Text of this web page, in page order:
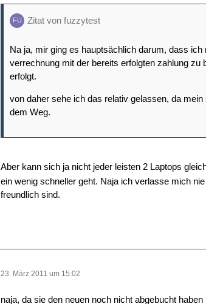
Zitat von fuzzytest
Na ja, mir ging es hauptsächlich darum, dass
verrechnung mit der bereits erfolgten zahlung
erfolgt.
von daher sehe ich das relativ gelassen, da
dem Weg.
Aber kann sich ja nicht jeder leisten 2 Laptops
ein wenig schneller geht. Naja ich verlasse mich
freundlich sind.
23. März 2011 um 15:02
naja, da sie den neuen noch nicht abgebucht